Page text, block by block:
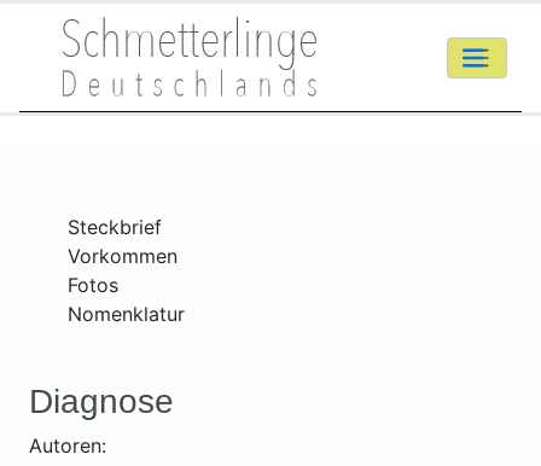
Steckbrief
Vorkommen
Fotos
Nomenklatur
Diagnose
Autoren: